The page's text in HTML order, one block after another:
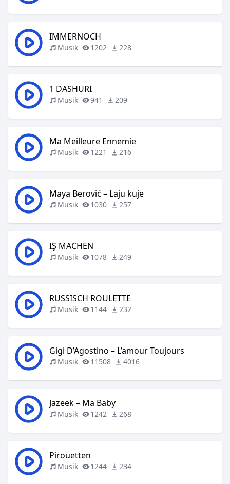
IMMERNOCH
Musik 1202 228
1 DASHURI
Musik 941 209
Ma Meilleure Ennemie
Musik 1221 216
Maya Berović – Laju kuje
Musik 1030 257
IŞ MACHEN
Musik 1078 249
RUSSISCH ROULETTE
Musik 1144 232
Gigi D’Agostino – L’amour Toujours
Musik 11508 4016
Jazeek – Ma Baby
Musik 1242 268
Pirouetten
Musik 1244 234